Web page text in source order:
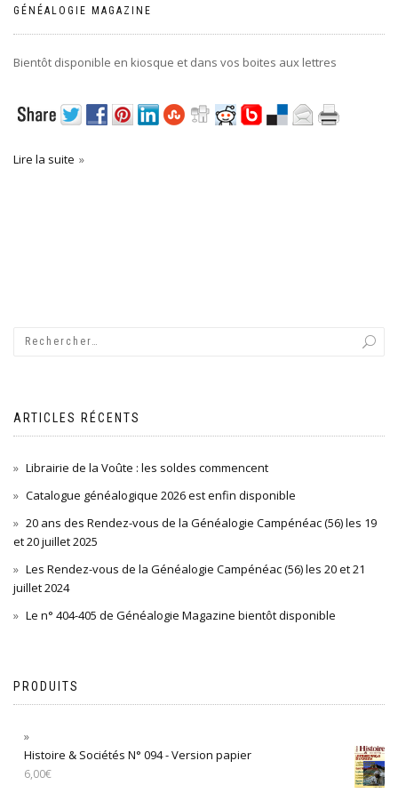
GÉNÉALOGIE MAGAZINE
Bientôt disponible en kiosque et dans vos boites aux lettres
Lire la suite
ARTICLES RÉCENTS
Librairie de la Voûte : les soldes commencent
Catalogue généalogique 2026 est enfin disponible
20 ans des Rendez-vous de la Généalogie Campénéac (56) les 19
et 20 juillet 2025
Les Rendez-vous de la Généalogie Campénéac (56) les 20 et 21
juillet 2024
Le n° 404-405 de Généalogie Magazine bientôt disponible
PRODUITS
Histoire & Sociétés N° 094 - Version papier
6,00€